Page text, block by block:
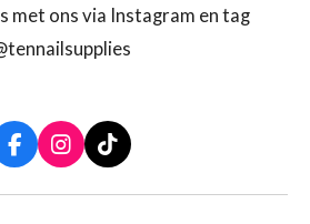
met ons via Instagram en tag
F
a
c
I
n
s
T
i
k